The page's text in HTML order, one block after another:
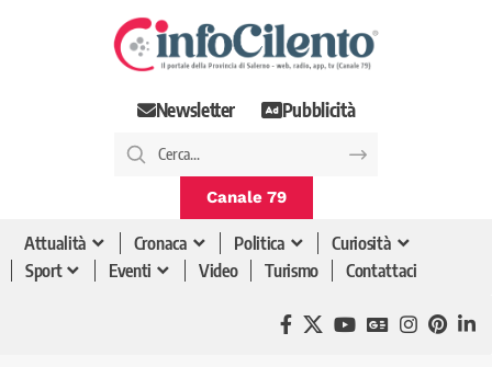
Newsletter Pubblicità
Canale 79
Attualità Cronaca Politica
Curiosità
Sport
Eventi Video Turismo Contattaci